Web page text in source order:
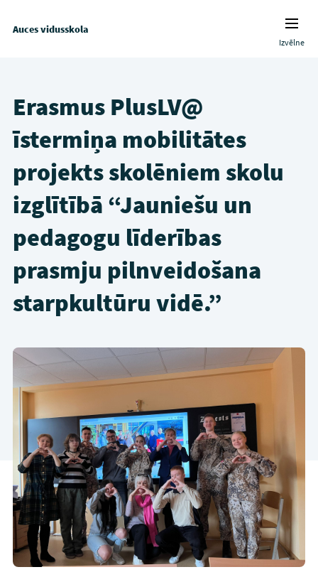
Auces vidusskola
Izvēlne
Erasmus PlusLV@
īstermiņa mobilitātes
projekts skolēniem skolu
izglītībā “Jauniešu un
pedagogu līderības
prasmju pilnveidošana
starpkultūru vidē.”